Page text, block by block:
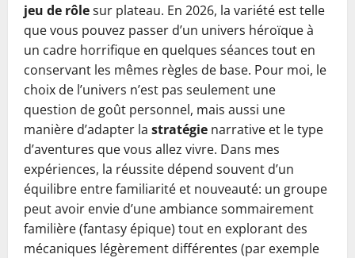
jeu de rôlesur plateau. En 2026, la variété est telle
que vous pouvez passer d’un univers héroïque à
un cadre horrifique en quelques séances tout en
conservant les mêmes règles de base. Pour moi, le
choix de l’univers n’est pas seulement une
question de goût personnel, mais aussi une
manière d’adapter la stratégie narrative et le type
d’aventures que vous allez vivre. Dans mes
expériences, la réussite dépend souvent d’un
équilibre entre familiarité et nouveauté: un groupe
peut avoir envie d’une ambiance sommairement
familière (fantasy épique) tout en explorant des
mécaniques légèrement différentes (par exemple